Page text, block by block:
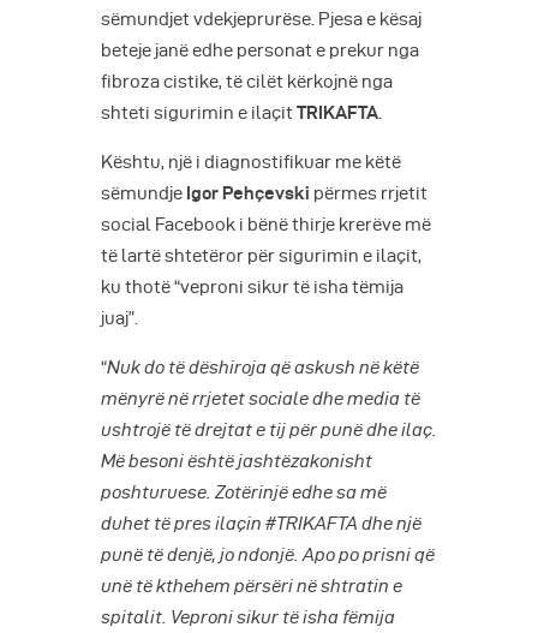
sëmundjet vdekjeprurëse. Pjesa e kësaj
beteje janë edhe personat e prekur nga
fibroza cistike, të cilët kërkojnë nga
shteti sigurimin e ilaçitTRIKAFTA.
Kështu, një i diagnostifikuar me këtë
sëmundje Igor Pehçevski përmes rrjetit
social Facebook i bënë thirje krerëve më
të lartë shtetëror për sigurimin e ilaçit,
ku thotë “veproni sikur të isha tëmija
juaj”.
“Nuk do të dëshiroja që askush në këtë
mënyrë në rrjetet sociale dhe media të
ushtrojë të drejtat e tij për punë dhe ilaç.
Më besoni është jashtëzakonisht
poshturuese. Zotërinjë edhe sa më
duhet të pres ilaçin #TRIKAFTA dhe një
punë të denjë, jo ndonjë. Apo po prisni që
unë të kthehem përsëri në shtratin e
spitalit. Veproni sikur të isha fëmija